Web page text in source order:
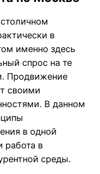
в
именно здесь
спрос на те
Продвижение
своими
В данном
в одной
работа в
среды.